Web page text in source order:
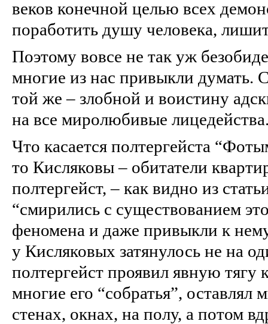
веков конечной целью всех
поработить душу человека,
Поэтому вовсе не так уж
многие из нас привыкли думать.
той же – злобной и воистину
на все миролюбивые
Что касается полтергейста
то Кисляковы – обитатели
полтергейст, – как видно из
“смирились с существованием
феномена и даже привыкли к
у Кисляковых затянулось не на
полтергейст проявил явную
многие его “собратья”, оставлял
стенах, окнах, на полу, а потом